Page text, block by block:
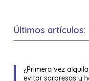
Últimos artículos:
¿Primera vez
evitar sorpresas y